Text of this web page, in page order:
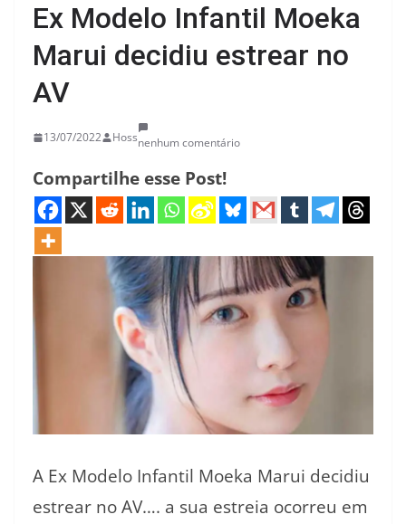
Ex Modelo Infantil Moeka
Marui decidiu estrear no
AV
13/07/2022 Hossnenhum comentário
Compartilhe esse Post!
A Ex Modelo Infantil Moeka Marui decidiu
estrear no AV…. a sua estreia ocorreu em